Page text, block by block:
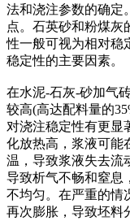
法和浇注参数的确定
点。石英砂和粉煤灰
性一般可视为相对稳
稳定性的主要因素。
在水泥-石灰-砂加气
较高(高达配料量的
对浇注稳定性有更显
化放热高，浆液可能
温，导致浆液失去流
导致析气不畅和窒息
不均匀。在严重的情
再次膨胀，导致坯料